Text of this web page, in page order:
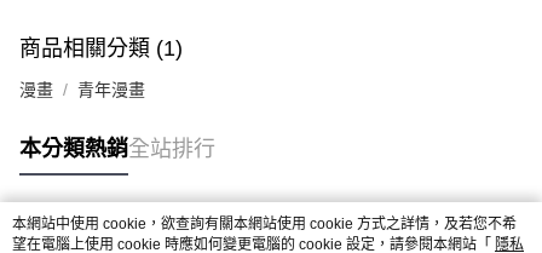
商品相關分類 (1)
漫畫 青年漫畫
本分類熱銷全站排行
熱門標籤
本網站中使用 cookie，欲查詢有關本網站使用 cookie 方式之詳情，及若您不希
望在電腦上使用 cookie 時應如何變更電腦的 cookie 設定，請參閱本網站「 隱私